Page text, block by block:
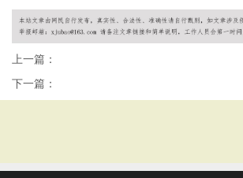
上一篇：
下一篇：